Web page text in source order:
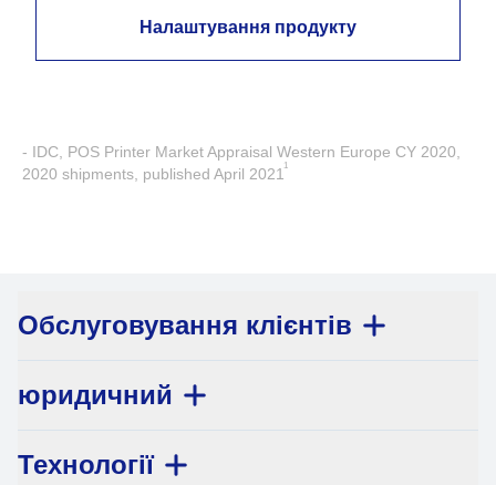
Налаштування продукту
- IDC, POS Printer Market Appraisal Western Europe CY 2020,
2020 shipments, published April 2021 1
Обслуговування клієнтів
юридичний
Технології